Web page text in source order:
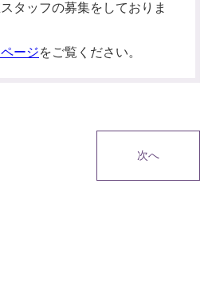
タッフの募集をしておりま
ージをご覧ください。
次へ